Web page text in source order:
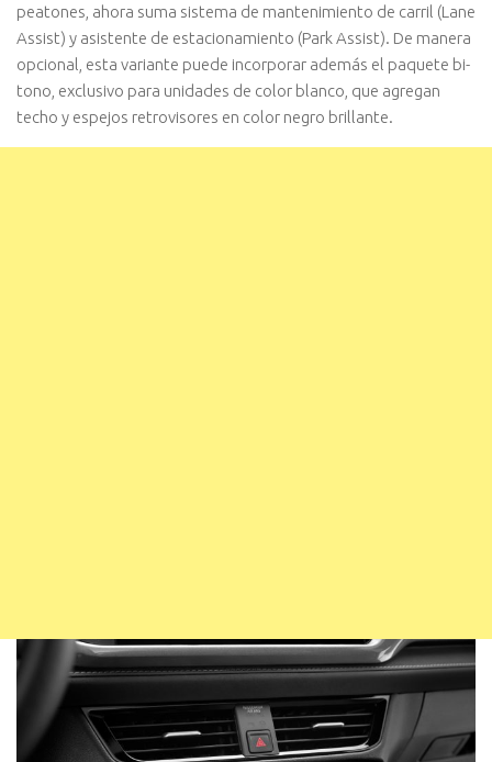
peatones, ahora suma sistema de mantenimiento de carril (Lane
Assist) y asistente de estacionamiento (Park Assist). De manera
opcional, esta variante puede incorporar además el paquete bi-
tono, exclusivo para unidades de color blanco, que agregan
techo y espejos retrovisores en color negro brillante.